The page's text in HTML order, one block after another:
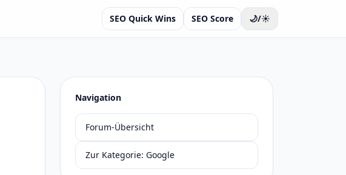
SEO Quick Wins SEO Score 🌙/☀️
Navigation
Forum-Übersicht
Zur Kategorie: Google